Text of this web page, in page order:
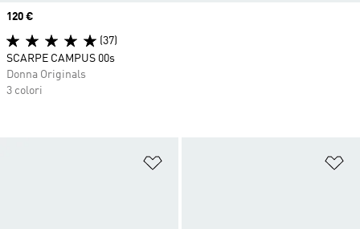
Aggiungi alla lista dei desideri
Price
120 €
(37)
SCARPE CAMPUS 00s
Donna Originals
3 colori